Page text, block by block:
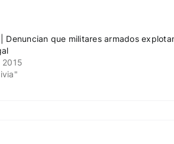
Denuncian que militares armados
2015